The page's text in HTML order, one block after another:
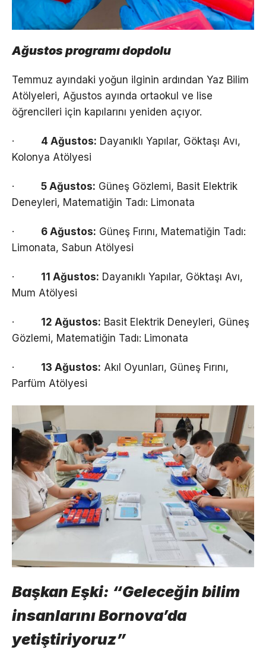
Ağustos programı dopdolu
Temmuz ayındaki yoğun ilginin ardından Yaz Bilim
Atölyeleri, Ağustos ayında ortaokul ve lise
öğrencileri için kapılarını yeniden açıyor.
· 4 Ağustos: Dayanıklı Yapılar, Göktaşı Avı,
Kolonya Atölyesi
· 5 Ağustos: Güneş Gözlemi, Basit Elektrik
Deneyleri, Matematiğin Tadı: Limonata
· 6 Ağustos: Güneş Fırını, Matematiğin Tadı:
Limonata, Sabun Atölyesi
· 11 Ağustos: Dayanıklı Yapılar, Göktaşı Avı,
Mum Atölyesi
· 12 Ağustos: Basit Elektrik Deneyleri, Güneş
Gözlemi, Matematiğin Tadı: Limonata
· 13 Ağustos: Akıl Oyunları, Güneş Fırını,
Parfüm Atölyesi
Başkan Eşki: “Geleceğin bilim
insanlarını Bornova’da
yetiştiriyoruz”